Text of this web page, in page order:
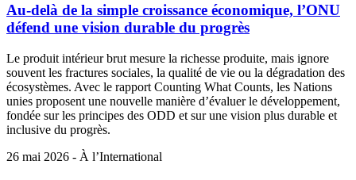
Au-delà de la simple croissance économique, l’ONU
défend une vision durable du progrès
Le produit intérieur brut mesure la richesse produite, mais ignore
souvent les fractures sociales, la qualité de vie ou la dégradation des
écosystèmes. Avec le rapport Counting What Counts, les Nations
unies proposent une nouvelle manière d’évaluer le développement,
fondée sur les principes des ODD et sur une vision plus durable et
inclusive du progrès.
26 mai 2026 - À l’International